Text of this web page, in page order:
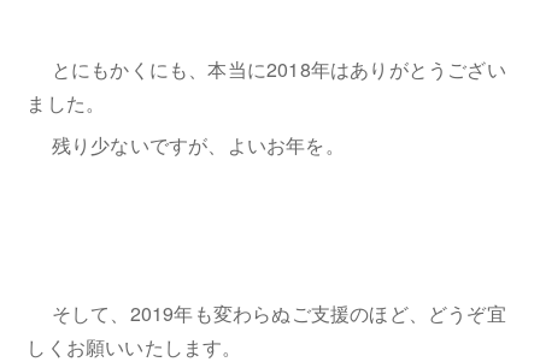
とにもかくにも、本当に2018年はありがとうござい
ました。
残り少ないですが、よいお年を。
そして、2019年も変わらぬご支援のほど、どうぞ宜
しくお願いいたします。